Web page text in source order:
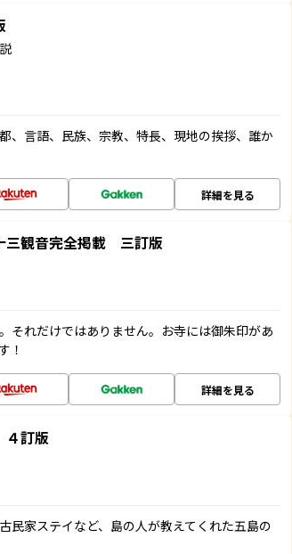
、言語、民族、宗教、特長、現地の挨拶、誰か
詳細を見る
観音完全掲載 三訂版
それだけではありません。お寺には御朱印があ
！
詳細を見る
訂版
民家ステイなど、島の人が教えてくれた五島の